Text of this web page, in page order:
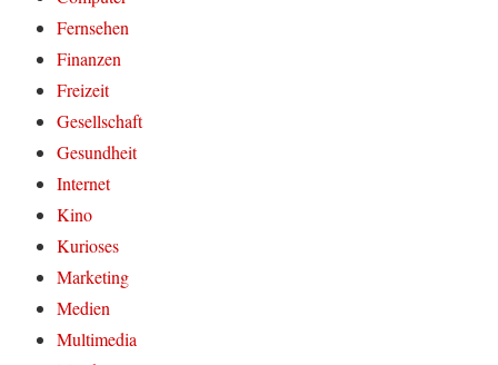
Fernsehen
Finanzen
Freizeit
Gesellschaft
Gesundheit
Internet
Kino
Kurioses
Marketing
Medien
Multimedia